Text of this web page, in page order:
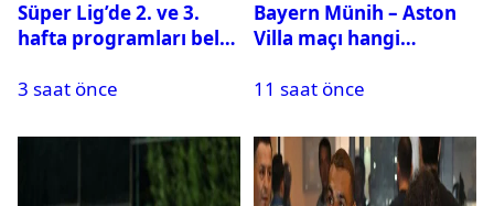
Süper Lig’de 2. ve 3.
hafta programları belli
3 saat önce
Bayern Münih – Aston
Villa maçı hangi
saat kaçta oynanacak?
11 saat önce